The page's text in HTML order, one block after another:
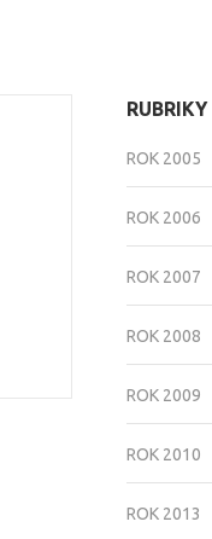
RUBRIKY
ROK 2005
ROK 2006
ROK 2007
ROK 2008
ROK 2009
ROK 2010
ROK 2013